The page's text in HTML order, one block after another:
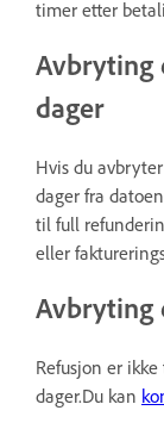
timer etter
Avbryting
dager
Hvis du
dager fra
til full
eller
Avbryting
Refusjon er
dager.Du kan